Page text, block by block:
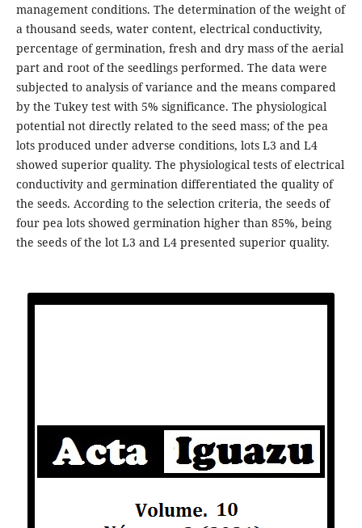
management conditions. The determination of the weight of
a thousand seeds, water content, electrical conductivity,
percentage of germination, fresh and dry mass of the aerial
part and root of the seedlings performed. The data were
subjected to analysis of variance and the means compared
by the Tukey test with 5% significance. The physiological
potential not directly related to the seed mass; of the pea
lots produced under adverse conditions, lots L3 and L4
showed superior quality. The physiological tests of electrical
conductivity and germination differentiated the quality of
the seeds. According to the selection criteria, the seeds of
four pea lots showed germination higher than 85%, being
the seeds of the lot L3 and L4 presented superior quality.